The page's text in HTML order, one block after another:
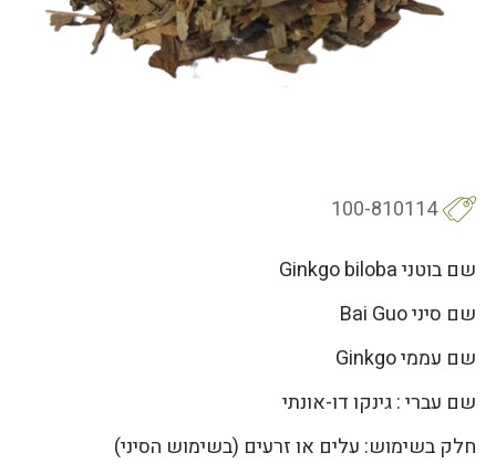
100-810114
שם בוטני Ginkgo biloba
שם סיני Bai Guo
שם עממי Ginkgo
שם עברי : גינקו דו-אונתי
חלק בשימוש: עלים או זרעים (בשימוש הסיני)